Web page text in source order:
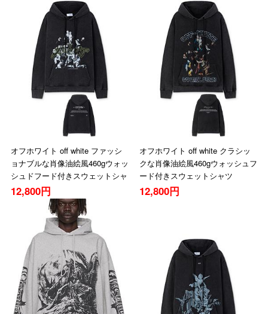
オフホワイト off white ファッシ
ョナブルな肖像油絵風460gウォッ
シュドフード付きスウェットシャ
ツ
12,800円
オフホワイト off white クラシッ
クな肖像油絵風460gウォッシュフ
ード付きスウェットシャツ
12,800円